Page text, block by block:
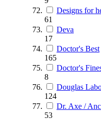
Designs for
61
Deva
17
Doctor's Best
165
Doctor's
8
Douglas
124
Dr. Axe /
53